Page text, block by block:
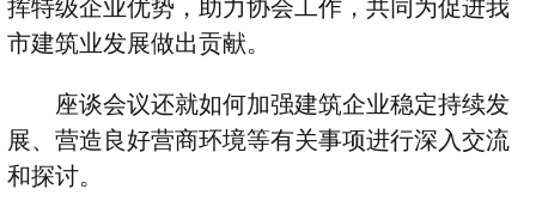
挥特级企业优势，助力协会工作，共同为促进我
市建筑业发展做出贡献。
座谈会议还就如何加强建筑企业稳定持续发
展、营造良好营商环境等有关事项进行深入交流
和探讨。